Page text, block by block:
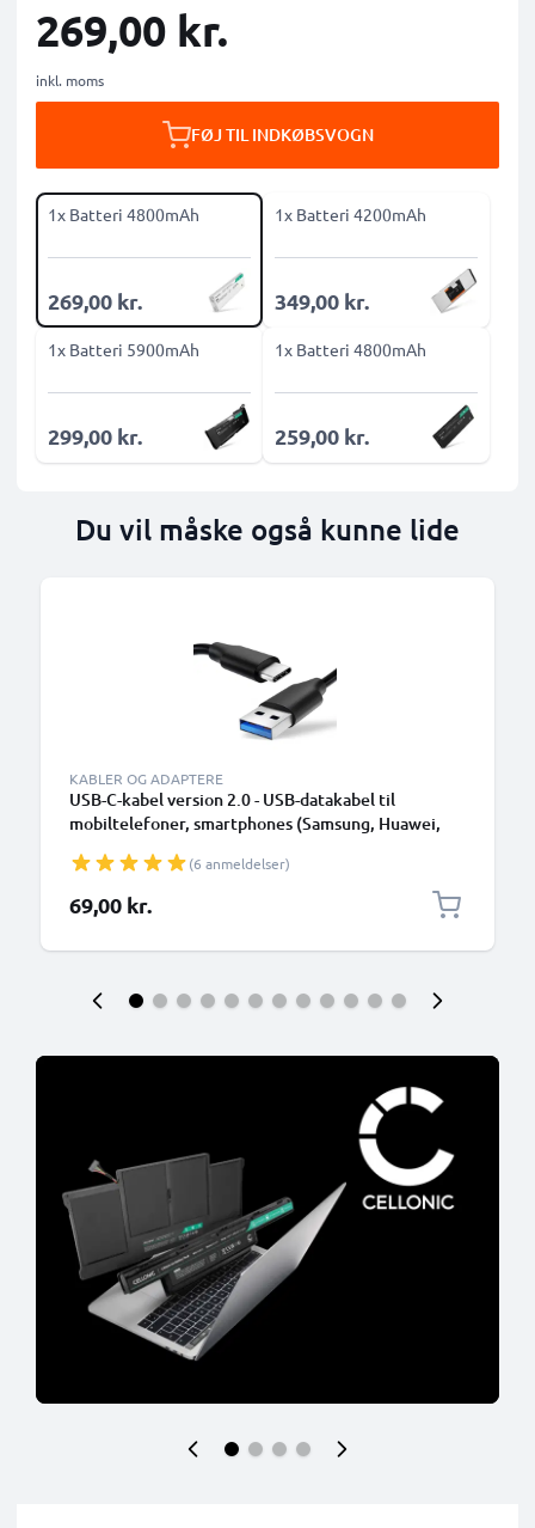
269,00 kr.
inkl. moms
FØJ TIL INDKØBSVOGN
1x Batteri 4800mAh
269,00 kr.
1x Batteri 4200mAh
349,00 kr.
1x Batteri 5900mAh
299,00 kr.
1x Batteri 4800mAh
259,00 kr.
Du vil måske også kunne lide
KABLER OG ADAPTERE
USB-C-kabel version 2.0 - USB-datakabel til
mobiltelefoner, smartphones (Samsung, Huawei,
Sony, GoPro) og mange flere - 1,0m 3A-
opladerkabel med USB Type C-stik
(6 anmeldelser)
69,00 kr.